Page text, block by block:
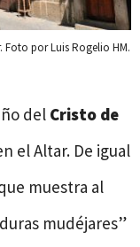
Foto por Luis Rogelio HM.
del Cristo de
el Altar. De igual
muestra al
mudéjares”